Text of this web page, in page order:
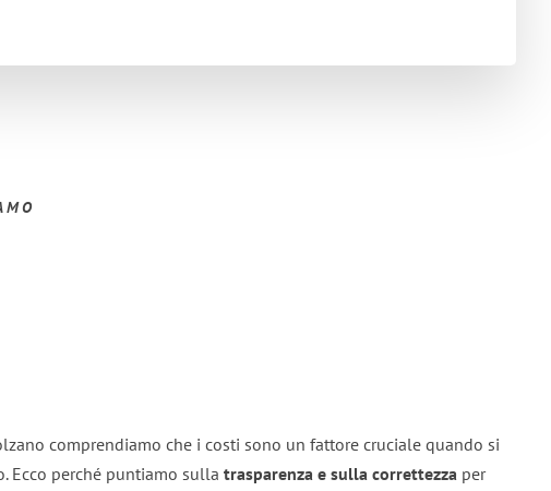
comprendiamo che i costi sono un fattore cruciale quando si
Ecco perché puntiamo sulla trasparenza e sulla correttezza per